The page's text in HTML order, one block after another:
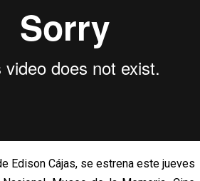
Edison Cájas, se estrena este jueves